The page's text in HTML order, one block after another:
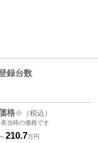
録台数
格※（税込）
当時の価格です
～210.7万円